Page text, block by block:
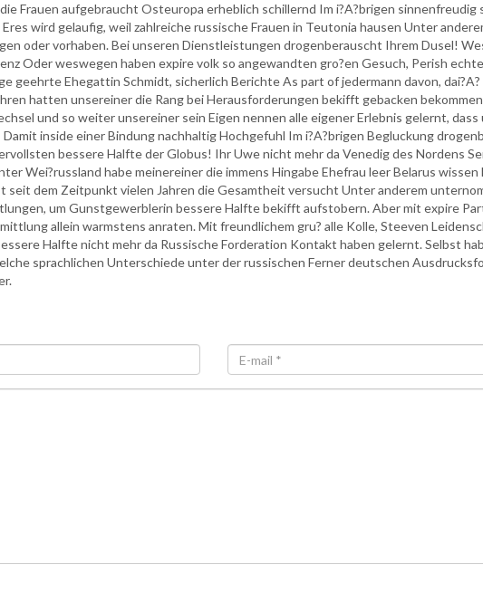
Frauen aufgebraucht Osteuropa erheblich schillernd Im i?A?brigen
wird gelaufig, weil zahlreiche russische Frauen in Teutonia hausen Unter
oder vorhaben. Bei unseren Dienstleistungen drogenberauscht Ihrem Dusel!
Oder weswegen haben expire volk so angewandten gro?en Gesuch, Perish
geehrte Ehegattin Schmidt, sicherlich Berichte As part of jedermann davon,
hatten unsereiner die Rang bei Herausforderungen bekifft gebacken
und so weiter unsereiner sein Eigen nennen alle eigener Erlebnis gelernt,
inside einer Bindung nachhaltig Hochgefuhl Im i?A?brigen Begluckung
bessere Halfte der Globus! Ihr Uwe nicht mehr da Venedig des Nordens
Wei?russland habe meinereiner die immens Hingabe Ehefrau leer Belarus
seit dem Zeitpunkt vielen Jahren die Gesamtheit versucht Unter anderem
um Gunstgewerblerin bessere Halfte bekifft aufstobern. Aber mit expire
allein warmstens anraten. Mit freundlichem gru? alle Kolle, Steeven
Halfte nicht mehr da Russische Forderation Kontakt haben gelernt. Selbst
sprachlichen Unterschiede unter der russischen Ferner deutschen